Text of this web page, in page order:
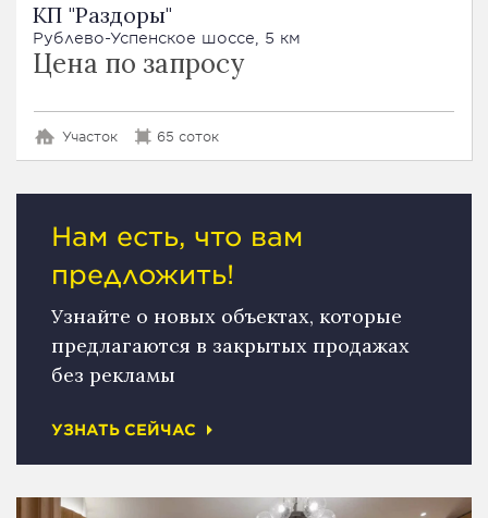
КП "Раздоры"
Рублево-Успенское шоссе, 5 км
Цена по запросу
Участок 65 соток
Нам есть, что вам
предложить!
Узнайте о новых объектах, которые
предлагаются в закрытых продажах
без рекламы
УЗНАТЬ СЕЙЧАС